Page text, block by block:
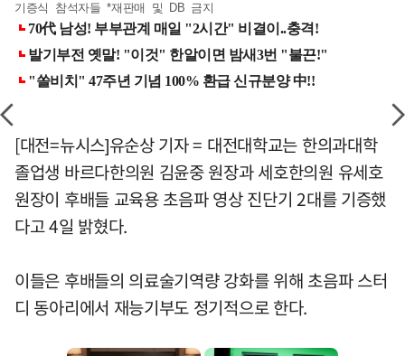
기증식 참석자들 *재판매 및 DB 금지
[대전=뉴시스]유순상 기자 = 대전대학교는 한의과대학
졸업생 바르다한의원 김윤중 원장과 세호한의원 유세호
원장이 후배들 교육용 초음파 영상 진단기 2대를 기증했
다고 4일 밝혔다.
이들은 후배들의 의료술기역량 강화를 위해 초음파 스터
디 동아리에서 재능기부도 정기적으로 한다.